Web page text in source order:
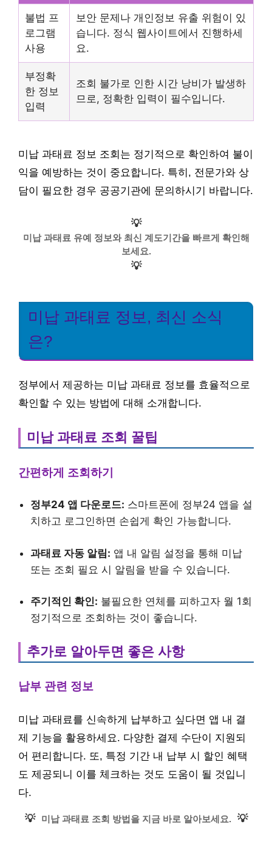
불법 프
로그램
사용
보안 문제나 개인정보 유출 위험이 있
습니다. 정식 웹사이트에서 진행하세
요.
부정확
한 정보
입력
조회 불가로 인한 시간 낭비가 발생하
므로, 정확한 입력이 필수입니다.
미납 과태료 정보 조회는 정기적으로 확인하여 불이
익을 예방하는 것이 중요합니다. 특히, 전문가와 상
담이 필요한 경우 공공기관에 문의하시기 바랍니다.
💡
미납 과태료 유예 정보와 최신 계도기간을 빠르게 확인해
보세요.
💡
미납 과태료 정보, 최신 소식
은?
정부에서 제공하는 미납 과태료 정보를 효율적으로
확인할 수 있는 방법에 대해 소개합니다.
미납 과태료 조회 꿀팁
간편하게 조회하기
정부24 앱 다운로드: 스마트폰에 정부24 앱을 설
치하고 로그인하면 손쉽게 확인 가능합니다.
과태료 자동 알림: 앱 내 알림 설정을 통해 미납
또는 조회 필요 시 알림을 받을 수 있습니다.
주기적인 확인: 불필요한 연체를 피하고자 월 1회
정기적으로 조회하는 것이 좋습니다.
추가로 알아두면 좋은 사항
납부 관련 정보
미납 과태료를 신속하게 납부하고 싶다면 앱 내 결
제 기능을 활용하세요. 다양한 결제 수단이 지원되
어 편리합니다. 또, 특정 기간 내 납부 시 할인 혜택
도 제공되니 이를 체크하는 것도 도움이 될 것입니
다.
💡 미납 과태료 조회 방법을 지금 바로 알아보세요. 💡